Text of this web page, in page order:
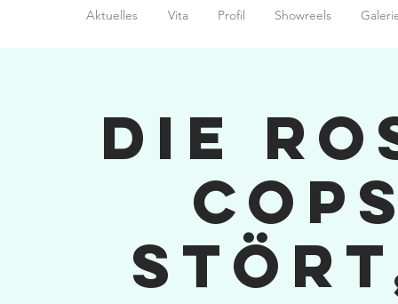
Aktuelles Vita Profil Showreels
Die